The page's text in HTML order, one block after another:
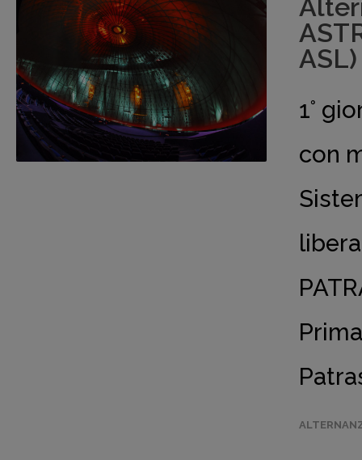
ASL)
1°
con